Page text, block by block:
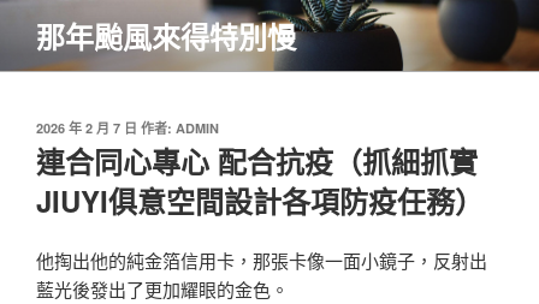
主
那年颱風來得特別慢
發
佈
於
2026 年 2 月 7 日 作者: ADMIN
連合同心專心 配合抗疫（抓細抓實
JIUYI俱意空間設計各項防疫任務）
他掏出他的純金箔信用卡，那張卡像一面小鏡子，反射出
藍光後發出了更加耀眼的金色。